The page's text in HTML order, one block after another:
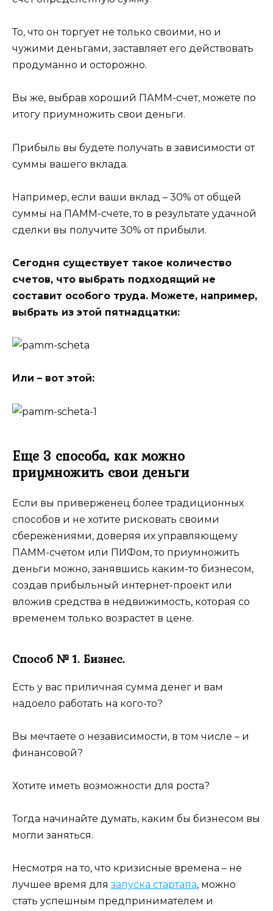
То, что он торгует не только своими, но и
чужими деньгами, заставляет его действовать
продуманно и осторожно.
Вы же, выбрав хороший ПАММ-счет, можете по
итогу приумножить свои деньги.
Прибыль вы будете получать в зависимости от
суммы вашего вклада.
Например, если ваши вклад – 30% от общей
суммы на ПАММ-счете, то в результате удачной
сделки вы получите 30% от прибыли.
Сегодня существует такое количество
счетов, что выбрать подходящий не
составит особого труда. Можете, например,
выбрать из этой пятнадцатки:
Или – вот этой:
Еще 3 способа, как можно
приумножить свои деньги
Если вы приверженец более традиционных
способов и не хотите рисковать своими
сбережениями, доверяя их управляющему
ПАММ-счетом или ПИФом, то приумножить
деньги можно, занявшись каким-то бизнесом,
создав прибыльный интернет-проект или
вложив средства в недвижимость, которая со
временем только возрастет в цене.
Способ № 1. Бизнес.
Есть у вас приличная сумма денег и вам
надоело работать на кого-то?
Вы мечтаете о независимости, в том числе – и
финансовой?
Хотите иметь возможности для роста?
Тогда начинайте думать, каким бы бизнесом вы
могли заняться.
Несмотря на то, что кризисные времена – не
лучшее время для запуска стартапа, можно
стать успешным предпринимателем и